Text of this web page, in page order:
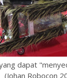
dapat
(Johan Robocon